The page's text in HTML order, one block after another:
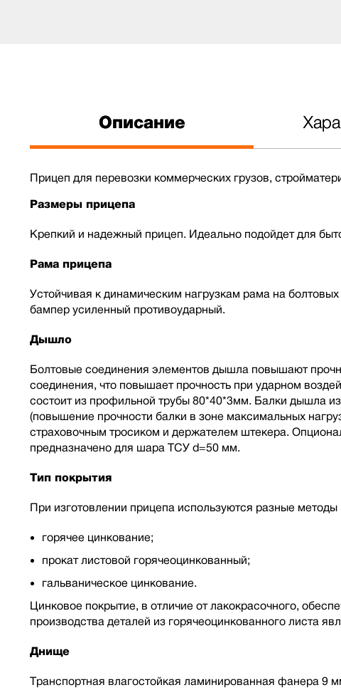
Описание
Прицеп для перевозки коммерческих грузов,
Размеры прицепа
Крепкий и надежный прицеп. Идеально подойдет для
Рама прицепа
Устойчивая к динамическим нагрузкам рама на
бампер усиленный противоударный.
Дышло
Болтовые соединения элементов дышла повышают
соединения, что повышает прочность при ударном
состоит из профильной трубы 80*40*3мм. Балки дышла
(повышение прочности балки в зоне максимальных
страховочным тросиком и держателем штекера.
предназначено для шара ТСУ d=50 мм.
Тип покрытия
При изготовлении прицепа используются разные методы
горячее цинкование;
прокат листовой горячеоцинкованный;
гальваническое цинкование.
Цинковое покрытие, в отличие от лакокрасочного,
производства деталей из горячеоцинкованного листа
Днище
Транспортная влагостойкая ламинированная фанера 9